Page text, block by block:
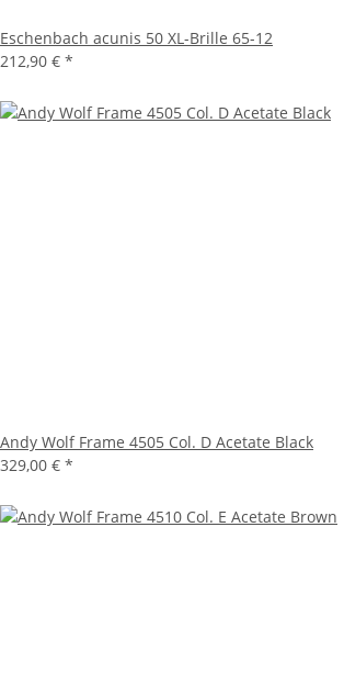
Eschenbach acunis 50 XL-Brille 65-12
212,90 € *
Andy Wolf Frame 4505 Col. D Acetate Black
329,00 € *